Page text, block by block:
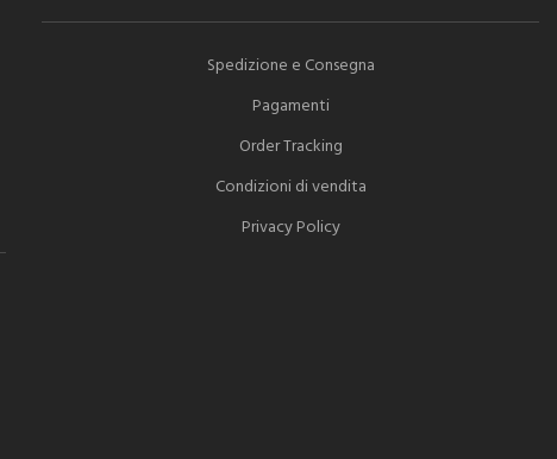
Spedizione e Consegna
Pagamenti
Order Tracking
Condizioni di vendita
Privacy Policy